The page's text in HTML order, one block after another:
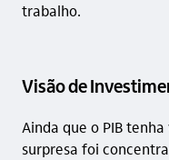
trabalho.
Visão de
Ainda que o PIB
surpresa foi